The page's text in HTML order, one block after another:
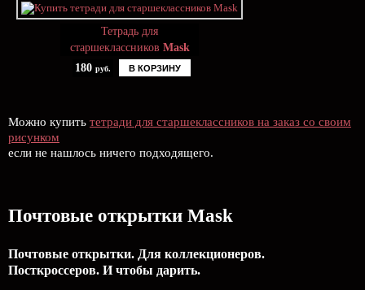
Тетрадь для
старшеклассников Mask
180 руб. В КОРЗИНУ
Можно купить тетради для старшеклассников на заказ со своим
рисунком
если не нашлось ничего подходящего.
Почтовые открытки Mask
Почтовые открытки. Для коллекционеров.
Посткроссеров. И чтобы дарить.